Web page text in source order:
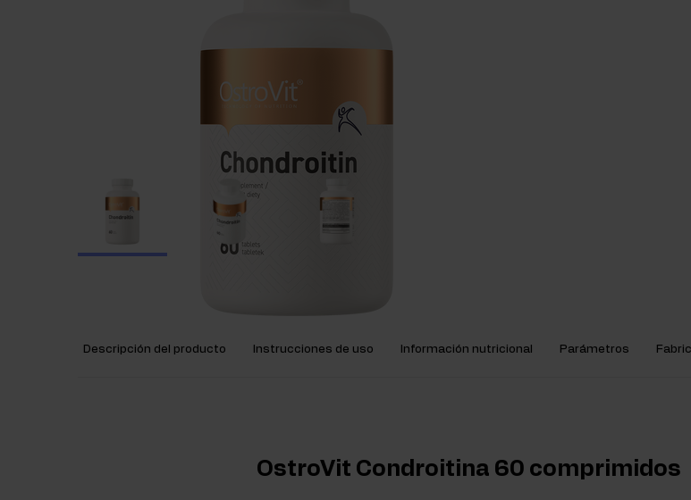
Descripción del producto Instrucciones de uso Información nutricional Parámetros
OstroVit Condroitina 60 comprimidos